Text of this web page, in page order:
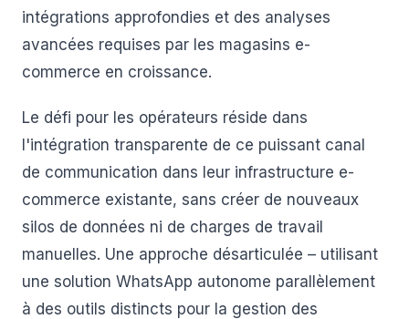
intégrations approfondies et des analyses
avancées requises par les magasins e-
commerce en croissance.
Le défi pour les opérateurs réside dans
l'intégration transparente de ce puissant canal
de communication dans leur infrastructure e-
commerce existante, sans créer de nouveaux
silos de données ni de charges de travail
manuelles. Une approche désarticulée – utilisant
une solution WhatsApp autonome parallèlement
à des outils distincts pour la gestion des